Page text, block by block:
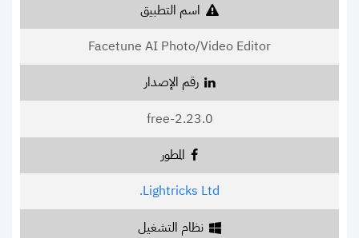
اسم التطبيق
Facetune AI Photo/Video Editor
رقم الإصدار
2.23.0-free
المطور
Lightricks Ltd.
نظام التشغيل